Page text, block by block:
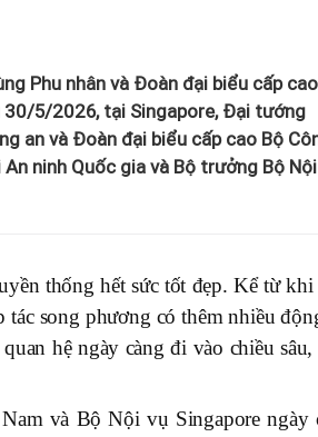
Phu nhân và Đoàn đại biểu cấp cao
30/5/2026, tại Singapore, Đại tướng
an và Đoàn đại biểu cấp cao Bộ
ninh Quốc gia và Bộ trưởng Bộ
thống hết sức tốt đẹp. Kể từ khi
song phương có thêm nhiều
hệ ngày càng đi vào chiều sâu,
và Bộ Nội vụ Singapore ngày